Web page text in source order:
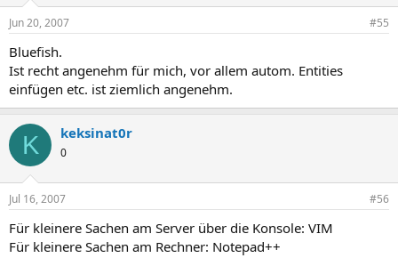
Jun 20, 2007 #55
Bluefish.
Ist recht angenehm für mich, vor allem autom. Entities
einfügen etc. ist ziemlich angenehm.
K keksinat0r
0
Jul 16, 2007 #56
Für kleinere Sachen am Server über die Konsole: VIM
Für kleinere Sachen am Rechner: Notepad++